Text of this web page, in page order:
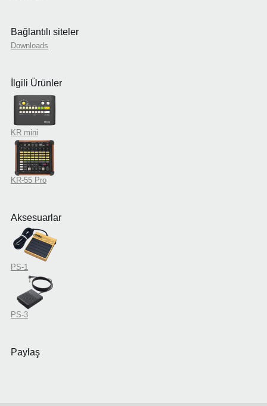
Bağlantılı siteler
Downloads
İlgili Ürünler
KR mini
KR-55 Pro
Aksesuarlar
PS-1
PS-3
Paylaş